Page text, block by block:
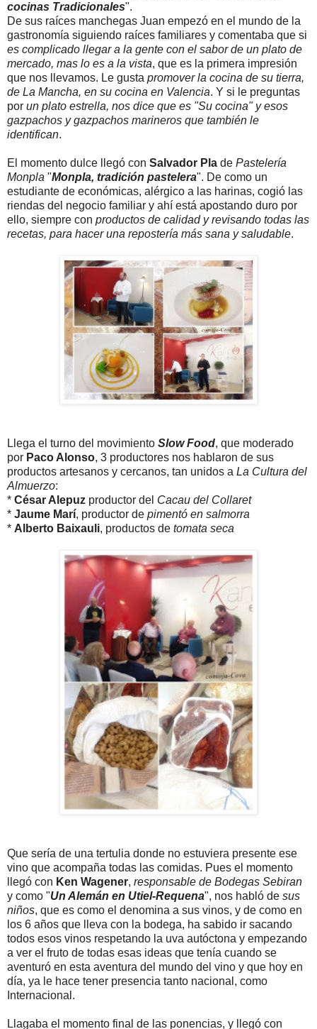
cocinas Tradicionales".
De sus raíces manchegas Juan empezó en el mundo de la
gastronomía siguiendo raíces familiares y comentaba que si
es complicado llegar a la gente con el sabor de un plato de
mercado, mas lo es a la vista, que es la primera impresión
que nos llevamos. Le gusta promover la cocina de su tierra,
de La Mancha, en su cocina en Valencia. Y si le preguntas
por un plato estrella, nos dice que es "Su cocina" y esos
gazpachos y gazpachos marineros que también le
identifican.
El momento dulce llegó con Salvador Pla de Pastelería
Monpla "Monpla, tradición pastelera". De como un
estudiante de económicas, alérgico a las harinas, cogió las
riendas del negocio familiar y ahí está apostando duro por
ello, siempre con productos de calidad y revisando todas las
recetas, para hacer una repostería más sana y saludable.
Llega el turno del movimiento Slow Food, que moderado
por Paco Alonso, 3 productores nos hablaron de sus
productos artesanos y cercanos, tan unidos a La Cultura del
Almuerzo:
* César Alepuz productor del Cacau del Collaret
* Jaume Marí, productor de pimentó en salmorra
* Alberto Baixauli, productos de tomata seca
Que sería de una tertulia donde no estuviera presente ese
vino que acompaña todas las comidas. Pues el momento
llegó con Ken Wagener, responsable de Bodegas Sebiran
y como "Un Alemán en Utiel-Requena", nos habló de sus
niños, que es como el denomina a sus vinos, y de como en
los 6 años que lleva con la bodega, ha sabido ir sacando
todos esos vinos respetando la uva autóctona y empezando
a ver el fruto de todas esas ideas que tenía cuando se
aventuró en esta aventura del mundo del vino y que hoy en
día, ya le hace tener presencia tanto nacional, como
Internacional.
Llagaba el momento final de las ponencias, y llegó con